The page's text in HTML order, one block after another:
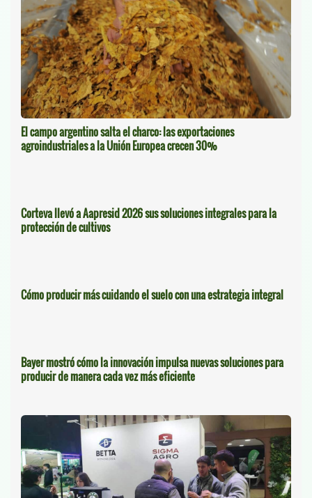
El campo argentino salta el charco: las exportaciones
agroindustriales a la Unión Europea crecen 30%
Corteva llevó a Aapresid 2026 sus soluciones integrales para la
protección de cultivos
Cómo producir más cuidando el suelo con una estrategia integral
Bayer mostró cómo la innovación impulsa nuevas soluciones para
producir de manera cada vez más eficiente